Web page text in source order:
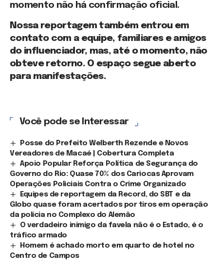
momento não há confirmação oficial.
Nossa reportagem também entrou em
contato com a equipe, familiares e amigos
do influenciador, mas, até o momento, não
obteve retorno. O espaço segue aberto
para manifestações.
Você pode se Interessar
Posse do Prefeito Welberth Rezende e Novos
Vereadores de Macaé | Cobertura Completa
Apoio Popular Reforça Política de Segurança do
Governo do Rio: Quase 70% dos Cariocas Aprovam
Operações Policiais Contra o Crime Organizado
Equipes de reportagem da Record, do SBT e da
Globo quase foram acertados por tiros em operação
da polícia no Complexo do Alemão
O verdadeiro inimigo da favela não é o Estado, é o
tráfico armado
Homem é achado morto em quarto de hotel no
Centro de Campos